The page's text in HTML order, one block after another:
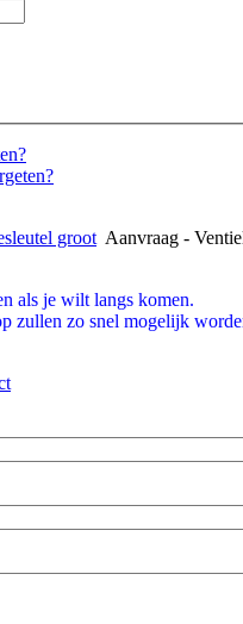
groot Aanvraag -
als je wilt langs komen.
zullen zo snel mogelijk